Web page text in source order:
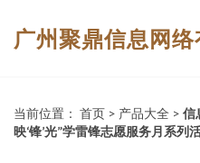
广州聚鼎信息网络
当前位置： 首页 > 产品大全 > 信
映‘锋’光”学雷锋志愿服务月系列